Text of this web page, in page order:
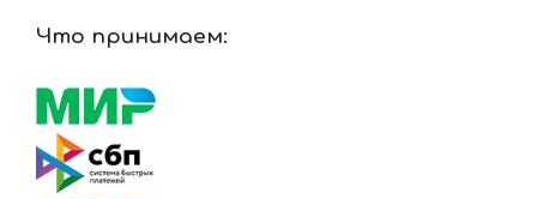
Что принимаем: